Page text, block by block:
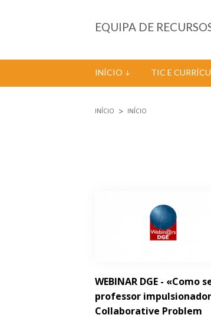
EQUIPA DE
INÍCIO TIC E
INÍCIO INÍCIO
WEBINAR DGE - «Como
professor
Collaborative Problem
Páginas